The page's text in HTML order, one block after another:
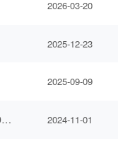
2026-03-20
2025-12-23
2025-09-09
网络安全等级保护测评服务（2024-2025）招标项目中标公告 2024-11-01